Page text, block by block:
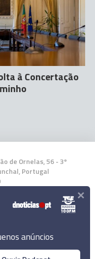
à Concertação
de Ornelas, 56 - 3º
Portugal
App
anúncios
×